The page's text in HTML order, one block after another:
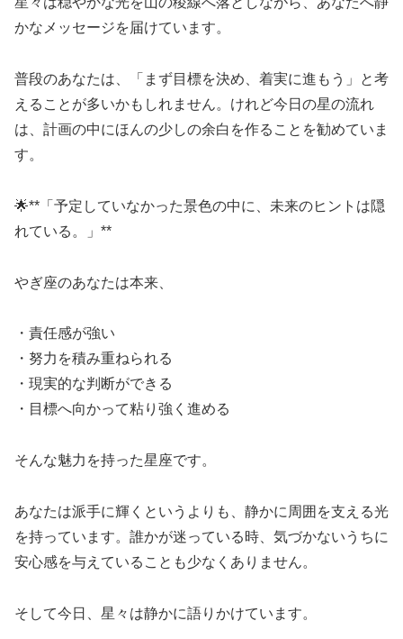
かなメッセージを届けています。
普段のあなたは、「まず目標を決め、着実に進もう」と考
えることが多いかもしれません。けれど今日の星の流れ
は、計画の中にほんの少しの余白を作ることを勧めていま
す。
🌟**「予定していなかった景色の中に、未来のヒントは隠
れている。」**
やぎ座のあなたは本来、
・責任感が強い
・努力を積み重ねられる
・現実的な判断ができる
・目標へ向かって粘り強く進める
そんな魅力を持った星座です。
あなたは派手に輝くというよりも、静かに周囲を支える光
を持っています。誰かが迷っている時、気づかないうちに
安心感を与えていることも少なくありません。
そして今日、星々は静かに語りかけています。